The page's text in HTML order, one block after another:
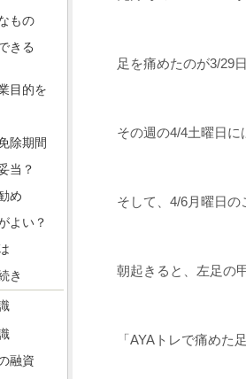
足を痛めたのが3/29日
その週の4/4土曜日に
そして、4/6月曜日の
朝起きると、左足の
「AYAトレで痛めた
もの
きる
目的を
除期間
当？
め
よい？
き
融資